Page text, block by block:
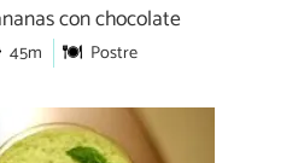
con chocolate
45m Postre